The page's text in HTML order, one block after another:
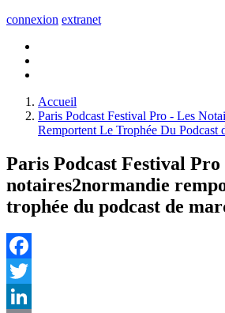
connexion extranet
Accueil
Paris Podcast Festival Pro - Les
Remportent Le Trophée Du Podcast
Paris Podcast Festival Pro
notaires2normandie
trophée du podcast de
Facebook
Twitter